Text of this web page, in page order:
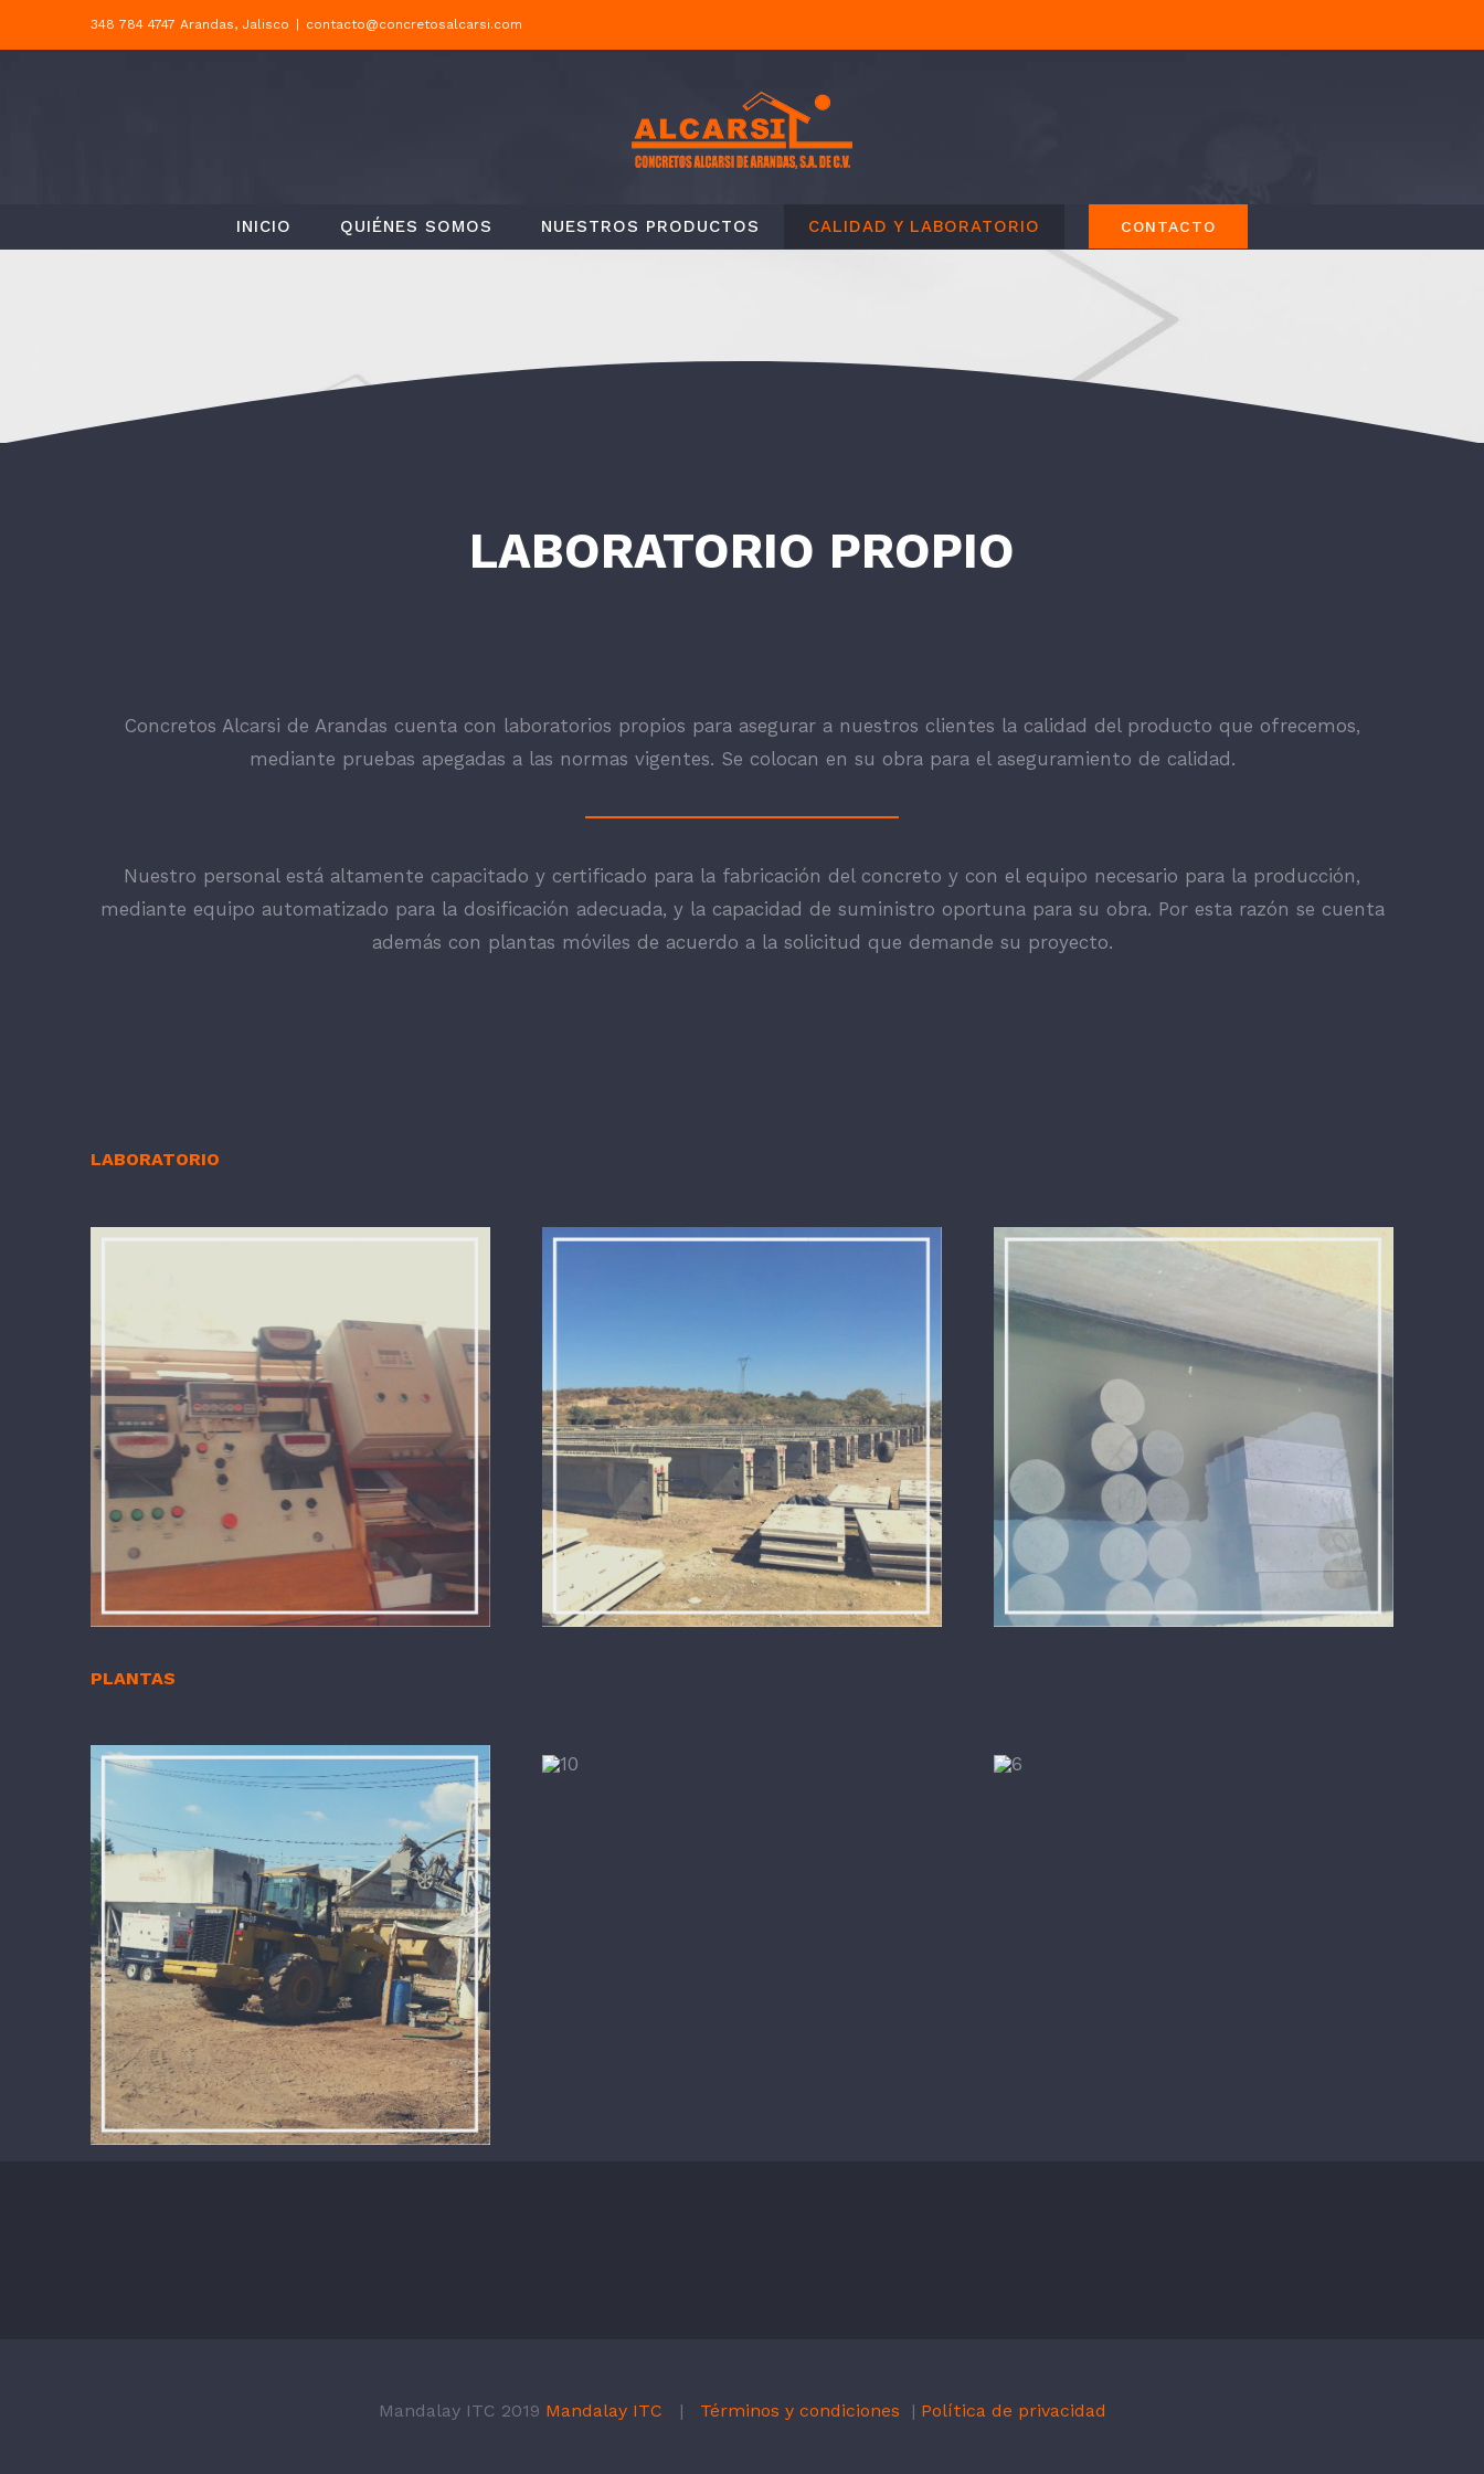
al
348 784 4747 Arandas, Jalisco contacto@concretosalcarsi.com
INICIO QUIÉNES SOMOS NUESTROS PRODUCTOS CALIDAD Y LABORATORIO CONTACTO
LABORATORIO PROPIO
Concretos Alcarsi de Arandas cuenta con laboratorios propios para asegurar a nuestros clientes la calidad del producto que ofrecemos,
mediante pruebas apegadas a las normas vigentes. Se colocan en su obra para el aseguramiento de calidad.
Nuestro personal está altamente capacitado y certificado para la fabricación del concreto y con el equipo necesario para la producción,
mediante equipo automatizado para la dosificación adecuada, y la capacidad de suministro oportuna para su obra. Por esta razón se cuenta
además con plantas móviles de acuerdo a la solicitud que demande su proyecto.
LABORATORIO
PLANTAS
Mandalay ITC 2019 Mandalay ITC | Términos y condiciones | Política de privacidad